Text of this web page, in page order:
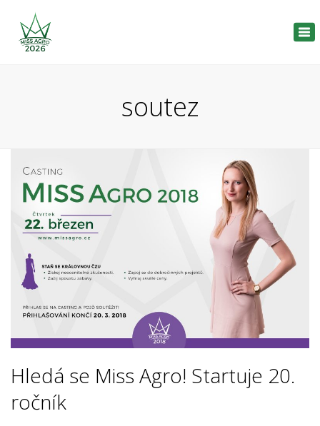
soutez
Hledá se Miss Agro! Startuje 20.
ročník